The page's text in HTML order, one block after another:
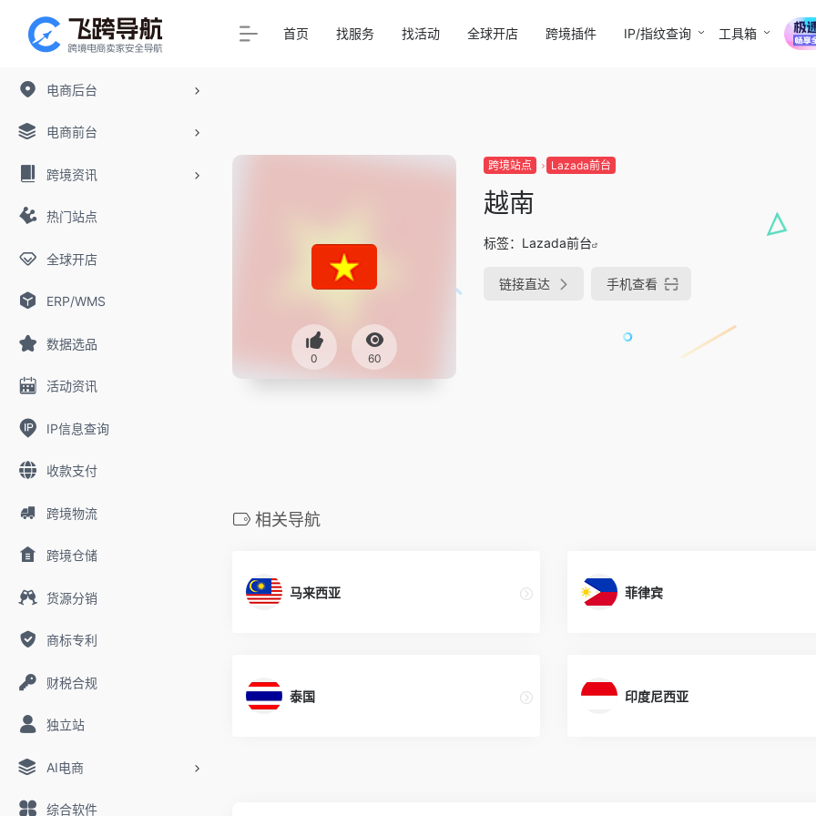
电商后台
电商前台
跨境资讯
热门站点
全球开店
ERP/WMS
数据选品
活动资讯
IP信息查询
收款支付
跨境物流
跨境仓储
货源分销
商标专利
财税合规
独立站
AI电商
综合软件
首页 找服务 找活动 全球开店 跨境插件 IP/指纹查询 工具箱
0 60
跨境站点 Lazada前台
越南
标签： Lazada前台
链接直达 手机查看
相关导航
马来西亚 菲律宾
泰国 印度尼西亚